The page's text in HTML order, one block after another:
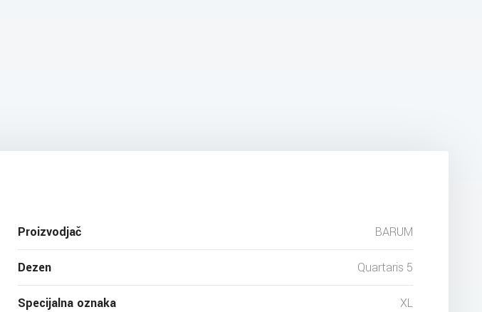
Proizvodjač BARUM
Dezen Quartaris 5
Specijalna oznaka XL